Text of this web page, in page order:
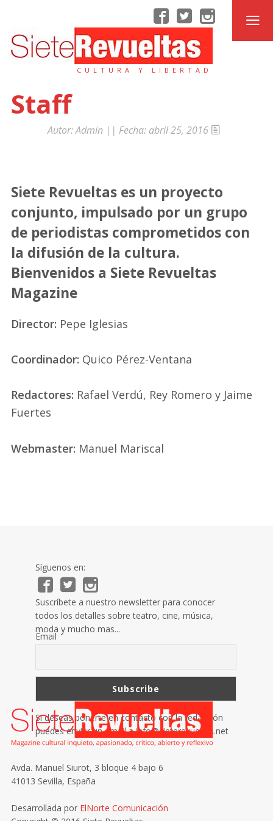
CULTURA Y LIBERTAD
Staff
Autor:Admin || Fecha: abril 25, 2016
Siete Revueltas es un proyecto
conjunto, impulsado por un grupo
de periodistas comprometidos con
la difusión de la cultura.
Bienvenidos a Siete Revueltas
Magazine
Director: Pepe Iglesias
Coordinador: Quico Pérez-Ventana
Redactores: Rafael Verdú, Rey Romero y Jaime
Fuertes
Webmaster: Manuel Mariscal
Síguenos en:
Suscríbete a nuestro newsletter para conocer
todos los detalles sobre teatro, cine, música,
moda y mucho mas...
Email
Si deseas ponerte en contacto con la redacción
puedes enviar un email ainfo@sieterevueltas.net
Avda. Manuel Siurot, 3 bloque 4 bajo 6
41013 Sevilla, España
Desarrollada por ElNorte Comunicación